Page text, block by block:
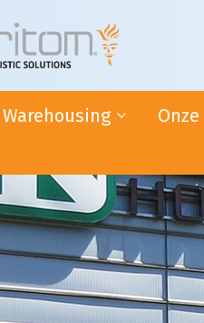
-
Warehousing
Warehousing
Bonded Warehouse
E-